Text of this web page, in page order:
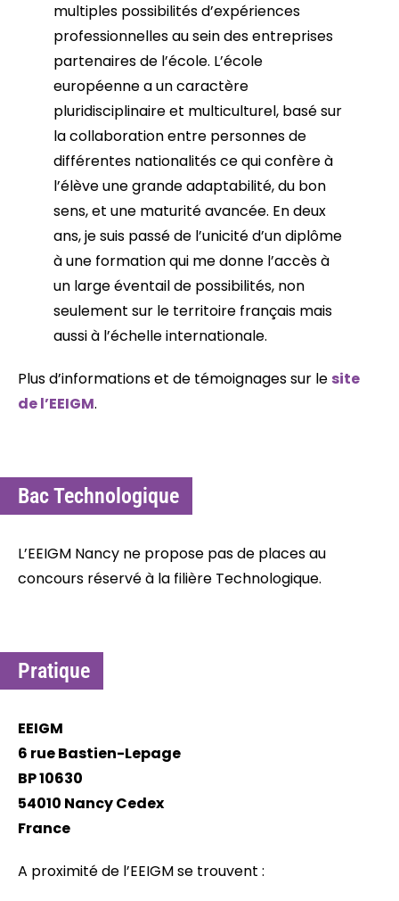
multiples possibilités d’expériences
professionnelles au sein des entreprises
partenaires de l’école. L’école
européenne a un caractère
pluridisciplinaire et multiculturel, basé sur
la collaboration entre personnes de
différentes nationalités ce qui confère à
l’élève une grande adaptabilité, du bon
sens, et une maturité avancée. En deux
ans, je suis passé de l’unicité d’un diplôme
à une formation qui me donne l’accès à
un large éventail de possibilités, non
seulement sur le territoire français mais
aussi à l’échelle internationale.
Plus d’informations et de témoignages sur le site
de l’EEIGM.
Bac Technologique
L’EEIGM Nancy ne propose pas de places au
concours réservé à la filière Technologique.
Pratique
EEIGM
6 rue Bastien-Lepage
BP 10630
54010 Nancy Cedex
France
A proximité de l’EEIGM se trouvent :